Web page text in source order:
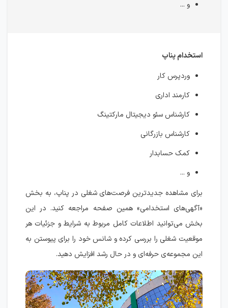
و ...
استخدام پناپ
وردپرس کار
کارمند اداری
کارشناس سئو دیجیتال مارکتینگ
کارشناس بازرگانی
کمک حسابدار
و ...
برای مشاهده جدیدترین فرصت‌های شغلی در پناپ، به بخش
«آگهی‌های استخدامی» همین صفحه مراجعه کنید. در این
بخش می‌توانید اطلاعات کامل مربوط به شرایط و جزئیات هر
موقعیت شغلی را بررسی کرده و شانس خود را برای پیوستن به
این مجموعه‌ی حرفه‌ای و در حال رشد افزایش دهید.